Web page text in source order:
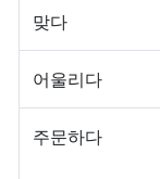
맞다
어울리다
주문하다